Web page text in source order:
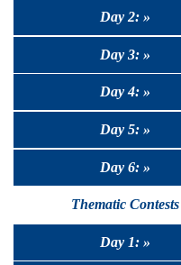
Day 2: »
Day 3: »
Day 4: »
Day 5: »
Day 6: »
Thematic Contests
Day 1: »